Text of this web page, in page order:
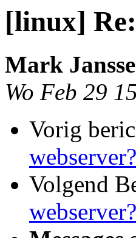
[linux]
Mark
Wo Feb 29
Vorig
webserver?
Volgend
webserver?